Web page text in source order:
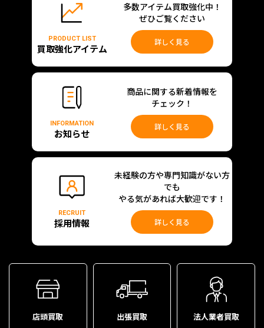
PRODUCT LIST
買取強化アイテム
多数アイテム買取強化中！
ぜひご覧ください
詳しく見る
INFORMATION
お知らせ
商品に関する新着情報を
チェック！
詳しく見る
RECRUIT
採用情報
未経験の方や専門知識がない方
でも
やる気があれば大歓迎です！
詳しく見る
店頭買取 出張買取 法人業者買取